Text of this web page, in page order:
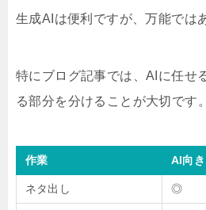
生成AIは便利ですが、万能では
特にブログ記事では、AIに任せ
る部分を分けることが大切です。
作業 AI向き
ネタ出し ◎